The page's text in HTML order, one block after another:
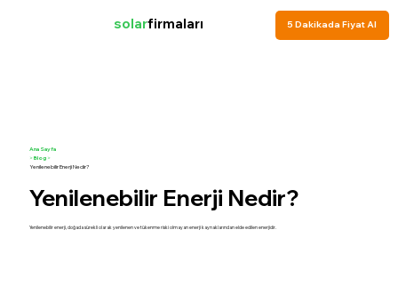
solarfirmaları 5 Dakikada Fiyat Al
Ana Sayfa
>Blog >
Yenilenebilir Enerji Nedir?
Yenilenebilir Enerji Nedir?
Yenilenebilir enerji, doğada sürekli olarak yenilenen ve tükenme riski olmayan enerji kaynaklarından elde edilen enerjidir.